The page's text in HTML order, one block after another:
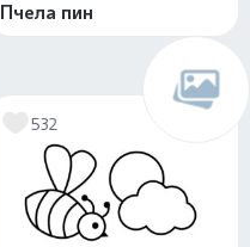
Пчела пин
532